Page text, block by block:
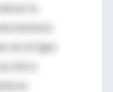
la
en el rigor
e
la